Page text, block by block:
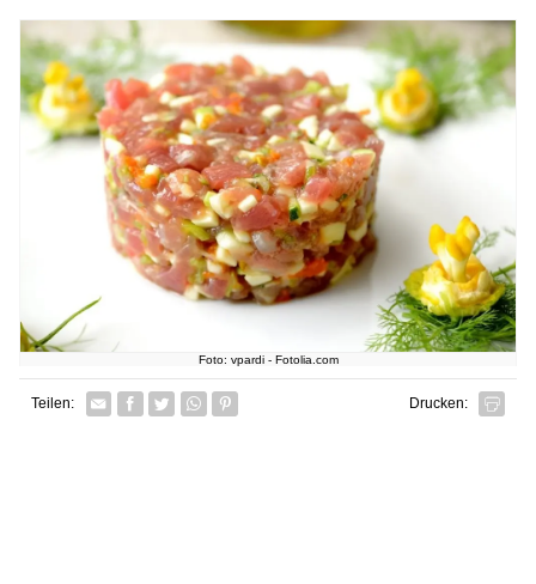
Foto: vpardi - Fotolia.com
Teilen: Facebook
TwitterWhatsapp senden
Pin it Drucken: